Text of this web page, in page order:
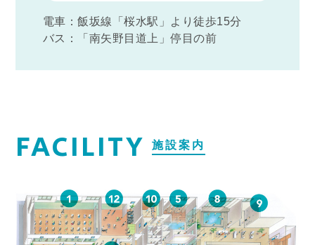
電車：飯坂線「桜水駅」より徒歩15分
バス：「南矢野目道上」停目の前
FACILITY 施設案内